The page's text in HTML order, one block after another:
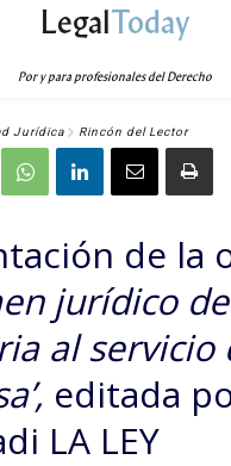
LegalToday
Por y para profesionales del Derecho
Jurídica Rincón del Lector
de la
jurídico
al servicio
editada
LA LEY